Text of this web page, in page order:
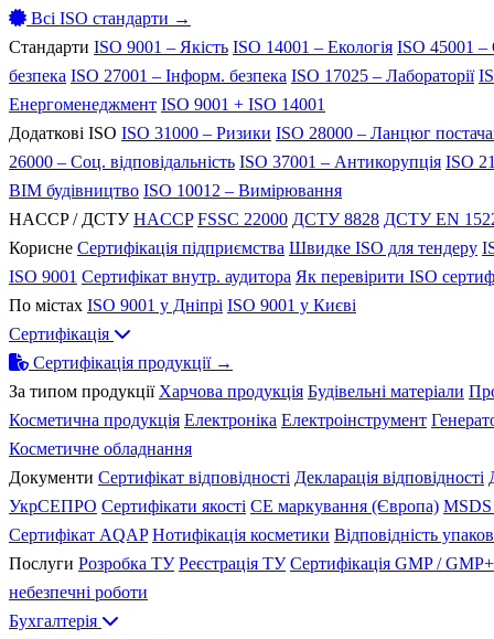
Всі ISO стандарти →
Стандарти ISO 9001 – Якість ISO 14001 – Екологія ISO 45001 –
безпека ISO 27001 – Інформ. безпека ISO 17025 – Лабораторії
Енергоменеджмент ISO 9001 + ISO 14001
Додаткові ISO ISO 31000 – Ризики ISO 28000 – Ланцюг
26000 – Соц. відповідальність ISO 37001 – Антикорупція ISO
BIM будівництво ISO 10012 – Вимірювання
HACCP / ДСТУ HACCP FSSC 22000 ДСТУ 8828 ДСТУ EN
Корисне Сертифікація підприємства Швидке ISO для тендеру
ISO 9001 Сертифікат внутр. аудитора Як перевірити ISO
По містах ISO 9001 у Дніпрі ISO 9001 у Києві
Сертифікація
Сертифікація продукції →
За типом продукції Харчова продукція Будівельні матеріали
Косметична продукція Електроніка Електроінструмент
Косметичне обладнання
Документи Сертифікат відповідності Декларація відповідності
УкрСЕПРО Сертифікати якості CE маркування (Європа) MSDS
Сертифікат AQAP Нотифікація косметики Відповідність
Послуги Розробка ТУ Реєстрація ТУ Сертифікація GMP / GMP+
небезпечні роботи
Бухгалтерія